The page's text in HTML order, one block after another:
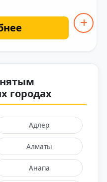
городах
Адлер
Алматы
Анапа